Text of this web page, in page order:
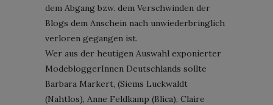
dem Abgang bzw. dem Verschwinden der
Blogs dem Anschein nach unwiederbringlich
verloren gegangen ist.
Wer aus der heutigen Auswahl exponierter
ModebloggerInnen Deutschlands sollte
Barbara Markert, (Siems Luckwaldt
(Nahtlos), Anne Feldkamp (Blica), Claire